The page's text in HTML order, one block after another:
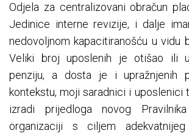
Odjela za centralizovani obračun
Jedinice interne revizije, i dalje
nedovoljnom kapacitiranošću u vidu
Veliki broj uposlenih je otišao ili
penziju, a dosta je i upražnjenih
kontekstu, moji saradnici i uposlenici
izradi prijedloga novog
organizaciji s ciljem adekvatnijeg